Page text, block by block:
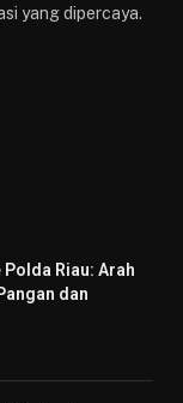
yang dipercaya.
Riau: Arah
dan